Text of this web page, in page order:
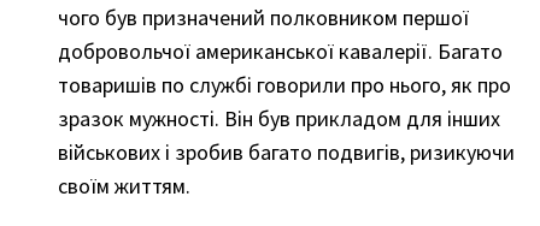
чого був призначений полковником першої
добровольчої американської кавалерії. Багато
товаришів по службі говорили про нього, як про
зразок мужності. Він був прикладом для інших
військових і зробив багато подвигів, ризикуючи
своїм життям.